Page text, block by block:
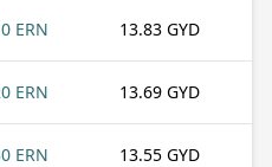
ERN 13.83 GYD
ERN 13.69 GYD
ERN 13.55 GYD